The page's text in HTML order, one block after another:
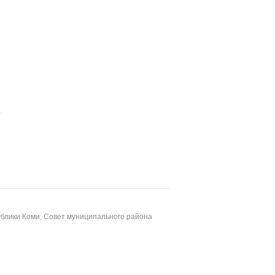
Коми, Совет муниципального района